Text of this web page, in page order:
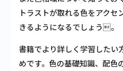
トラストが取れる色をアクセ
きるようになるでしょう。
書籍でより詳しく学習したい
めです。色の基礎知識、配色